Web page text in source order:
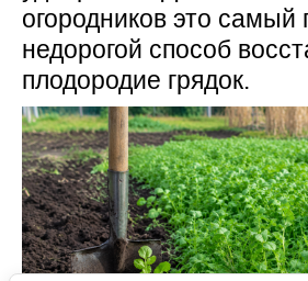
огородников это самый
недорогой способ
плодородие грядок.